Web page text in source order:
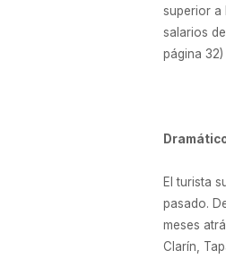
superior a
salarios
página 32)
El turista
pasado.
meses
Clarín,